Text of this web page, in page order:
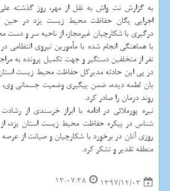
به گزارش نت واش به نقل از مهر، روز گذشته
اجرایی یگان حفاظت محیط زیست یزد در
درگیری با شكارچیان غیرمجاز، از ناحیه سر و دست
نفر از متخلفین دستگیر و جهت تكمیل پرونده به
در پی این حادثه مدیركل حفاظت محیط زیست
بان لطمه دیده، ضمن پیگیری وضعیت جسمانی وی،
روند درمان را صادر كرد.
نیره پورملائی در ادامه با ابراز خرسندی از
شناس در پیكره حفاظت محیط زیست استان یزد،
روزی آنان در برخورد با شكارچیان و صیانت از
منطقه تقدیر و تشكر كرد.
1397/12/03
13:07:38